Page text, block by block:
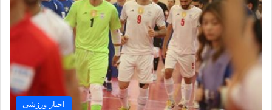
اخبار ورزشی